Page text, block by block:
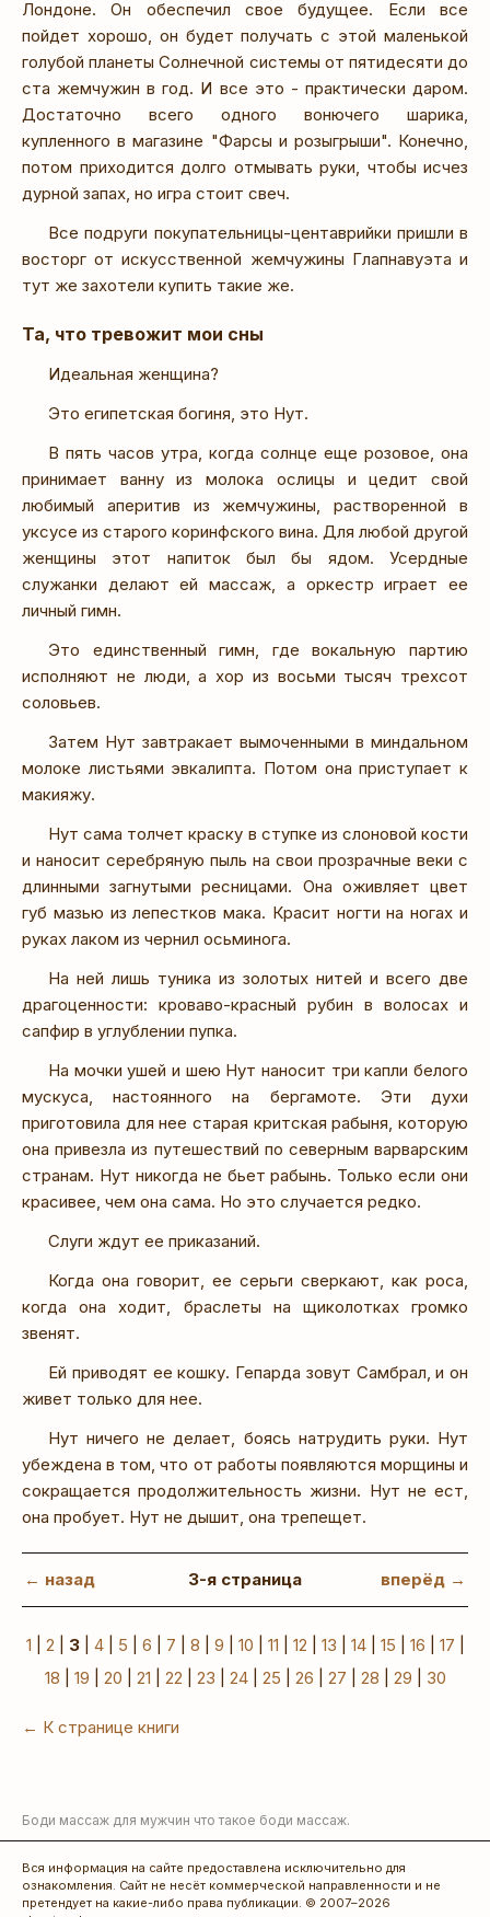
Лондоне. Он обеспечил свое будущее. Если все
пойдет хорошо, он будет получать с этой маленькой
голубой планеты Солнечной системы от пятидесяти до
ста жемчужин в год. И все это - практически даром.
Достаточно всего одного вонючего шарика,
купленного в магазине "Фарсы и розыгрыши". Конечно,
потом приходится долго отмывать руки, чтобы исчез
дурной запах, но игра стоит свеч.
Все подруги покупательницы-центаврийки пришли в
восторг от искусственной жемчужины Глапнавуэта и
тут же захотели купить такие же.
Та, что тревожит мои сны
Идеальная женщина?
Это египетская богиня, это Нут.
В пять часов утра, когда солнце еще розовое, она
принимает ванну из молока ослицы и цедит свой
любимый аперитив из жемчужины, растворенной в
уксусе из старого коринфского вина. Для любой другой
женщины этот напиток был бы ядом. Усердные
служанки делают ей массаж, а оркестр играет ее
личный гимн.
Это единственный гимн, где вокальную партию
исполняют не люди, а хор из восьми тысяч трехсот
соловьев.
Затем Нут завтракает вымоченными в миндальном
молоке листьями эвкалипта. Потом она приступает к
макияжу.
Нут сама толчет краску в ступке из слоновой кости
и наносит серебряную пыль на свои прозрачные веки с
длинными загнутыми ресницами. Она оживляет цвет
губ мазью из лепестков мака. Красит ногти на ногах и
руках лаком из чернил осьминога.
На ней лишь туника из золотых нитей и всего две
драгоценности: кроваво-красный рубин в волосах и
сапфир в углублении пупка.
На мочки ушей и шею Нут наносит три капли белого
мускуса, настоянного на бергамоте. Эти духи
приготовила для нее старая критская рабыня, которую
она привезла из путешествий по северным варварским
странам. Нут никогда не бьет рабынь. Только если они
красивее, чем она сама. Но это случается редко.
Слуги ждут ее приказаний.
Когда она говорит, ее серьги сверкают, как роса,
когда она ходит, браслеты на щиколотках громко
звенят.
Ей приводят ее кошку. Гепарда зовут Самбрал, и он
живет только для нее.
Нут ничего не делает, боясь натрудить руки. Нут
убеждена в том, что от работы появляются морщины и
сокращается продолжительность жизни. Нут не ест,
она пробует. Нут не дышит, она трепещет.
← назад 3-я страница вперёд →
1 2 3| 4| 5 6 7 8 9 10 11 12 13 14| 15 16 17
18
19 20 21 22 23 24| 25 26 27 28 29 30
← К странице книги
Боди массаж для мужчин что такое боди массаж.
Вся информация на сайте предоставлена исключительно для
ознакомления. Сайт не несёт коммерческой направленности и не
претендует на какие-либо права публикации. © 2007–2026